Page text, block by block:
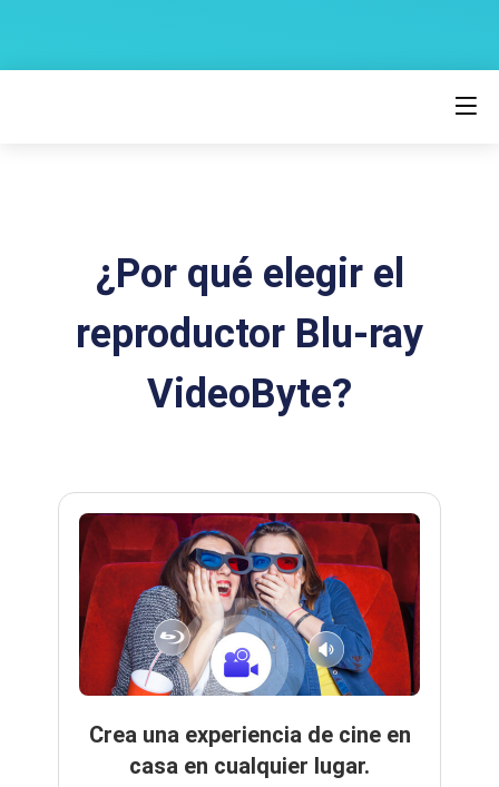
¿Por qué elegir el
reproductor Blu-ray
VideoByte?
Crea una experiencia de cine en
casa en cualquier lugar.